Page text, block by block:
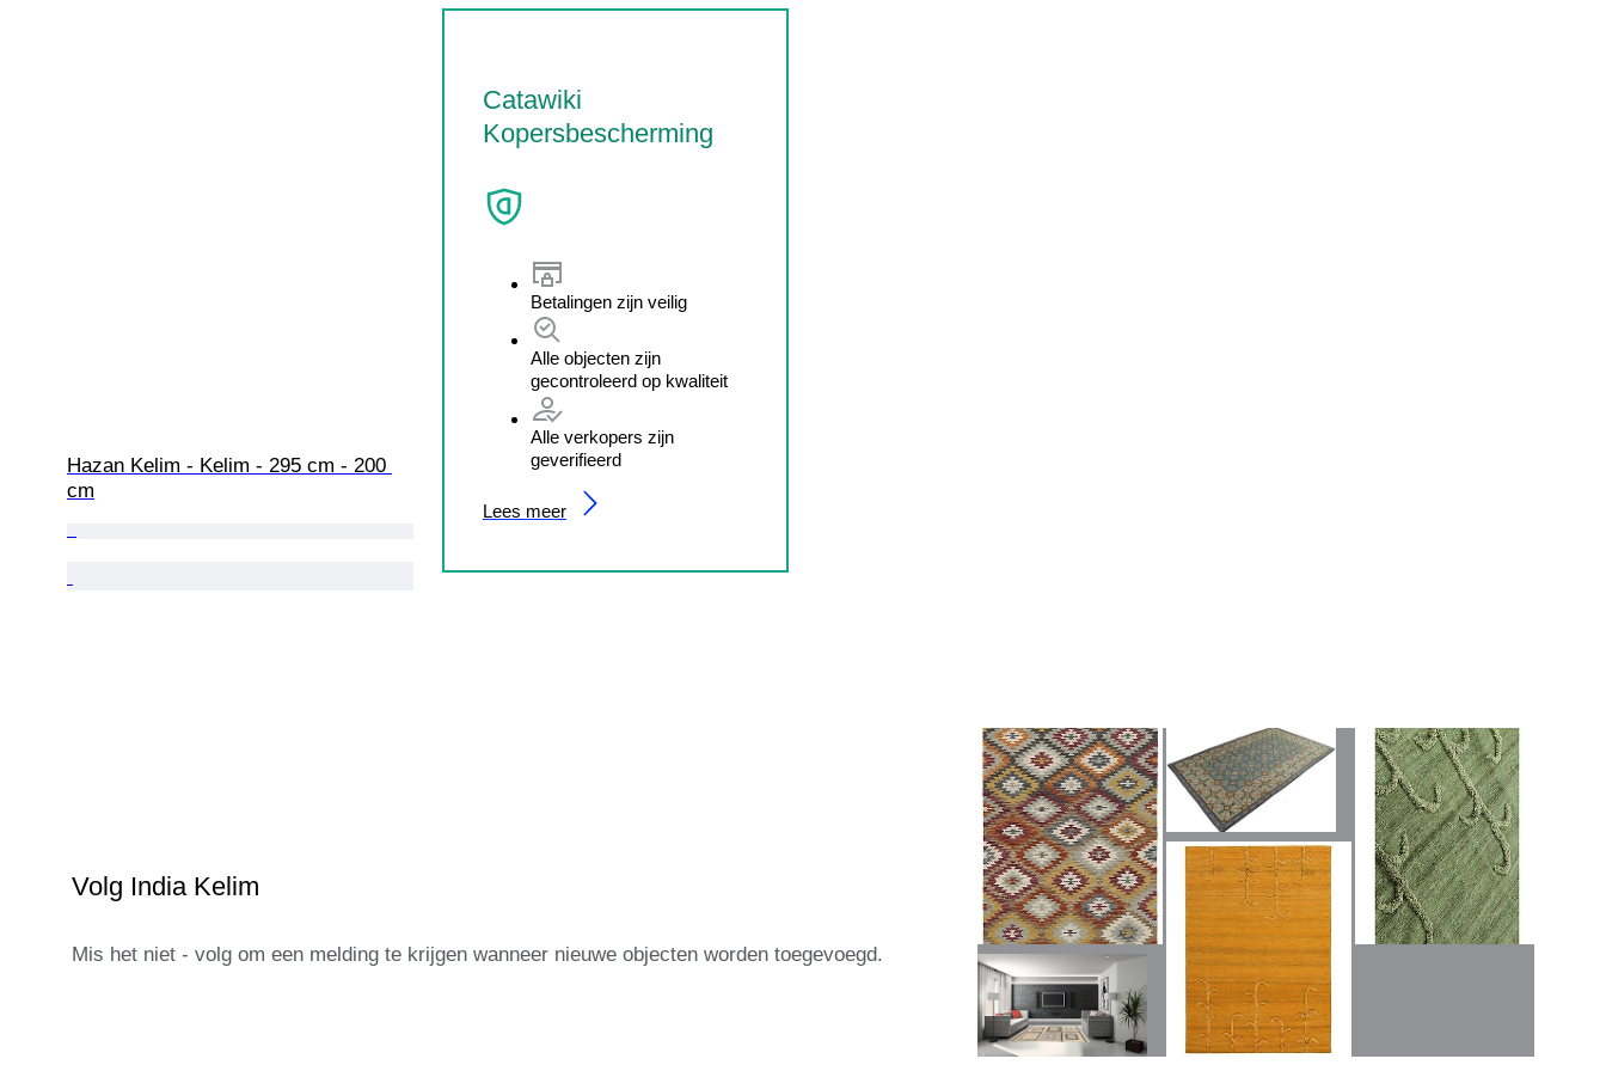
Hazan Kelim - Kelim - 295 cm - 200
cm
Catawiki
Kopersbescherming
Betalingen zijn veilig
Alle objecten zijn
gecontroleerd op kwaliteit
Alle verkopers zijn
geverifieerd
Lees meer
Volg India Kelim
Mis het niet - volg om een melding te krijgen wanneer nieuwe objecten worden toegevoegd.